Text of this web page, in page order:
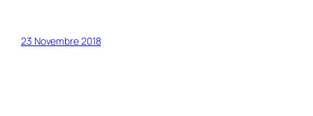
23 Novembre 2018